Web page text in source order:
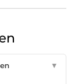
▼